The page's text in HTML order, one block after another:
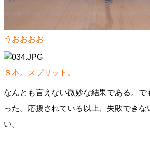
うおおおお
８本。スプリット。
なんとも言えない微妙な結果である。で
った。応援されている以上、失敗できな
い。